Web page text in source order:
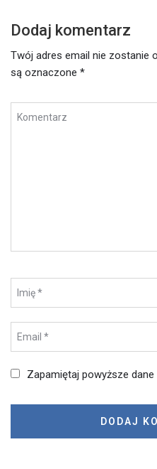
Dodaj komentarz
Twój adres email nie zostanie
są oznaczone *
Zapamiętaj powyższe